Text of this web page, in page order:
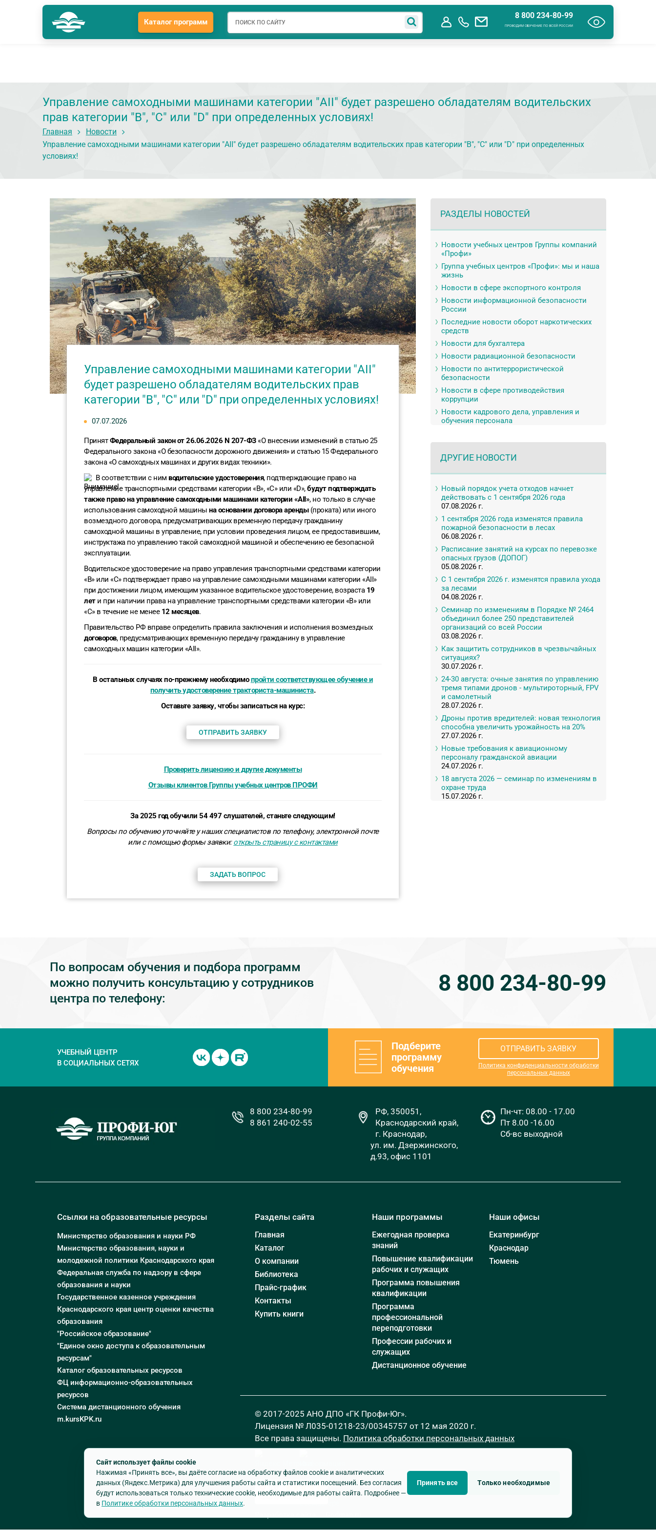
Краснодар
Подразделение: Краснодар
Главная О компании Новости Сведения об образовательной организации Контакты
Каталог программ
8 800 234-80-99
ПРОВОДИМ ОБУЧЕНИЕ ПО ВСЕЙ РОССИИ
Управление самоходными машинами категории "AII" будет разрешено обладателям водительских
прав категории "B", "C" или "D" при определенных условиях!
Главная
Новости
Управление самоходными машинами категории "AII" будет разрешено обладателям водительских прав категории "B", "C" или "D" при определенных
условиях!
Управление самоходными машинами категории "AII"
будет разрешено обладателям водительских прав
категории "B", "C" или "D" при определенных условиях!
07.07.2026
ПринятФедеральный закон от 26.06.2026 N 207-ФЗ«О внесении изменений в статью 25
Федерального закона «О безопасности дорожного движения» и статью 15 Федерального
закона «О самоходных машинах и других видах техники».
В соответствии с ним водительские удостоверения, подтверждающие право на
управление транспортными средствами категории «B», «C» или «D»,будут подтверждать
также право на управление самоходными машинами категории «AII», но только в случае
использования самоходной машины на основании договора аренды(проката) или иного
возмездного договора, предусматривающих временную передачу гражданину
самоходной машины в управление, при условии проведения лицом, ее предоставившим,
инструктажа по управлению такой самоходной машиной и обеспечению ее безопасной
эксплуатации.
Водительское удостоверение на право управления транспортными средствами категории
«B» или «C» подтверждает право на управление самоходными машинами категории «AII»
при достижении лицом, имеющим указанное водительское удостоверение, возраста 19
лети при наличии права на управление транспортными средствами категории «B» или
«C» в течение не менее 12 месяцев.
Правительство РФ вправе определить правила заключения и исполнения возмездных
договоров, предусматривающих временную передачу гражданину в управление
самоходных машин категории «AII».
В остальных случаях по-прежнему необходимопройти соответствующее обучение и
получить удостоверение тракториста-машиниста.
Оставьте заявку, чтобы записаться на курс:
ОТПРАВИТЬ ЗАЯВКУ
Проверить лицензию и другие документы
Отзывы клиентов Группы учебных центров ПРОФИ
За 2025 год обучили 54 497 слушателей, станьте следующим!
Вопросы по обучению уточняйте у наших специалистов по телефону, электронной почте
илис помощью формы заявки:открыть страницу с контактами
ЗАДАТЬ ВОПРОС
РАЗДЕЛЫ НОВОСТЕЙ
Новости учебных центров Группы компаний
«Профи»
Группа учебных центров «Профи»: мы и наша
жизнь
Новости в сфере экспортного контроля
Новости информационной безопасности
России
Последние новости оборот наркотических
средств
Новости для бухгалтера
Новости радиационной безопасности
Новости по антитеррористической
безопасности
Новости в сфере противодействия
коррупции
Новости кадрового дела, управления и
обучения персонала
ДРУГИЕ НОВОСТИ
Новый порядок учета отходов начнет
действовать с 1 сентября 2026 года
07.08.2026 г.
1 сентября 2026 года изменятся правила
пожарной безопасности в лесах
06.08.2026 г.
Расписание занятий на курсах по перевозке
опасных грузов (ДОПОГ)
05.08.2026 г.
С 1 сентября 2026 г. изменятся правила ухода
за лесами
04.08.2026 г.
Семинар по изменениям в Порядке № 2464
объединил более 250 представителей
организаций со всей России
03.08.2026 г.
Как защитить сотрудников в чрезвычайных
ситуациях?
30.07.2026 г.
24-30 августа: очные занятия по управлению
тремя типами дронов - мультироторный, FPV
и самолетный
28.07.2026 г.
Дроны против вредителей: новая технология
способна увеличить урожайность на 20%
27.07.2026 г.
Новые требования к авиационному
персоналу гражданской авиации
24.07.2026 г.
18 августа 2026 — семинар по изменениям в
охране труда
15.07.2026 г.
По вопросам обучения и подбора программ
можно получить консультацию у сотрудников
центра по телефону:
8 800 234-80-99
УЧЕБНЫЙ ЦЕНТР
В СОЦИАЛЬНЫХ СЕТЯХ
Подберите
программу
обучения
ОТПРАВИТЬ ЗАЯВКУ
Политика конфиденциальности обработки
персональных данных
8 800 234-80-99
8 861 240-02-55
РФ, 350051,
Краснодарский край,
г. Краснодар,
ул. им. Дзержинского,
д.93, офис 1101
Пн-чт: 08.00 - 17.00
Пт 8.00 -16.00
Сб-вс выходной
Ссылки на образовательные ресурсы
Министерство образования и науки РФ
Министерство образования, науки и
молодежной политики Краснодарского края
Федеральная служба по надзору в сфере
образования и науки
Государственное казенное учреждения
Краснодарского края центр оценки качества
образования
"Российское образование"
"Единое окно доступа к образовательным
ресурсам"
Каталог образовательных ресурсов
ФЦ информационно-образовательных
ресурсов
Система дистанционного обучения
m.kursKPK.ru
Разделы сайта
Главная
Каталог
О компании
Библиотека
Прайс-график
Контакты
Купить книги
Наши программы
Ежегодная проверка
знаний
Повышение квалификации
рабочих и служащих
Программа повышения
квалификации
Программа
профессиональной
переподготовки
Профессии рабочих и
служащих
Дистанционное обучение
Наши офисы
Екатеринбург
Краснодар
Тюмень
© 2017-2025 АНО ДПО «ГК Профи-Юг».
Лицензия № Л035-01218-23/00345757 от 12 мая 2020 г.
Все права защищены. Политика обработки персональных данных
Сайт использует файлы cookie
Нажимая «Принять все», вы даёте согласие на обработку файлов cookie и аналитических
данных (Яндекс.Метрика) для улучшения работы сайта и статистики посещений. Без согласия
будут использоваться только технические cookie, необходимые для работы сайта. Подробнее —
в Политике обработки персональных данных.
Принять все Только необходимые